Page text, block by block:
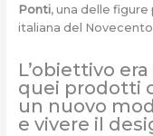
Ponti, una delle
italiana del
L’obiettivo
quei prodotti
un nuovo
e vivere il